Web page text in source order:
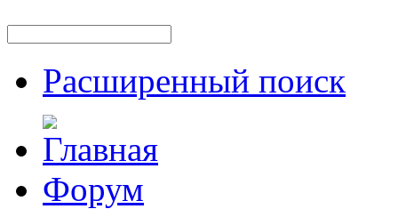
Расширенный поиск
Форум